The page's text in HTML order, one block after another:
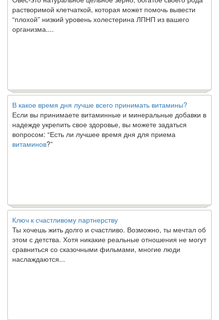
растворимой клетчаткой, которая может помочь вывести
“плохой” низкий уровень холестерина ЛПНП из вашего
организма....
Если вы принимаете витаминные и минеральные добавки в
надежде укрепить свое здоровье, вы можете задаться
вопросом: “Есть ли лучшее время дня для приема
витаминов ?”
Ты хочешь жить долго и счастливо. Возможно, ты мечтал об
этом с детства. Хотя никакие реальные отношения не могут
сравниться со сказочными фильмами, многие люди
наслаждаются...